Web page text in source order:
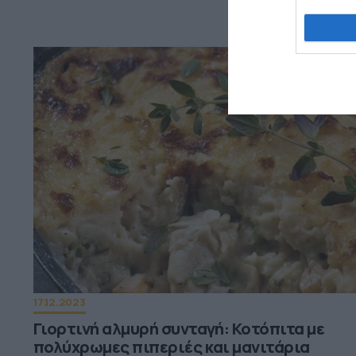
17.12.2023
Γιορτινή αλμυρή συνταγή: Κοτόπιτα με
πολύχρωμες πιπεριές και μανιτάρια